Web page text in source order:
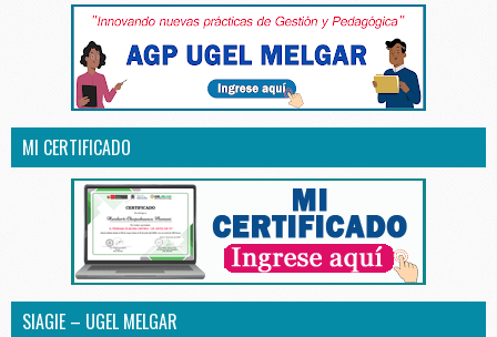
MI CERTIFICADO
SIAGIE – UGEL MELGAR